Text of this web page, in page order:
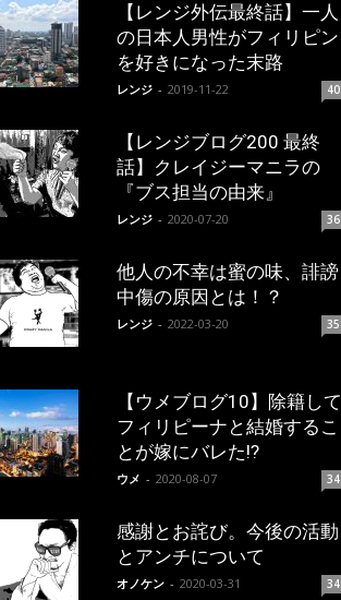
【レンジ外伝最終話】一人
の日本人男性がフィリピン
を好きになった末路
レンジ - 2019-11-22 40
【レンジブログ200 最終
話】クレイジーマニラの
『ブス担当の由来』
レンジ - 2020-07-20 36
他人の不幸は蜜の味、誹謗
中傷の原因とは！？
レンジ - 2022-03-20 35
【ウメブログ10】除籍して
フィリピーナと結婚するこ
とが嫁にバレた!?
ウメ - 2020-08-07 34
感謝とお詫び。今後の活動
とアンチについて
オノケン - 2020-03-31 34